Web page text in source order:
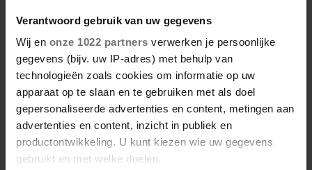
Verantwoord gebruik van uw gegevens
Wij en onze 1022 partners verwerken je persoonlijke
gegevens (bijv. uw IP-adres) met behulp van
technologieën zoals cookies om informatie op uw
apparaat op te slaan en te gebruiken met als doel
gepersonaliseerde advertenties en content, metingen aan
advertenties en content, inzicht in publiek en
productontwikkeling. U kunt kiezen wie uw gegevens
gebruikt en met welke doelen.